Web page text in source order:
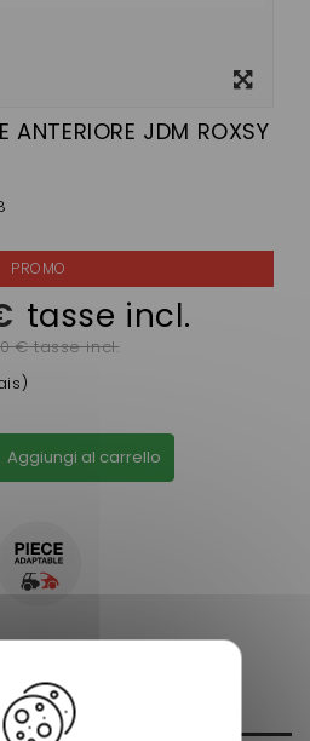
ANTERIORE JDM ROXSY
tasse incl.
€ tasse incl.
Aggiungi al carrello